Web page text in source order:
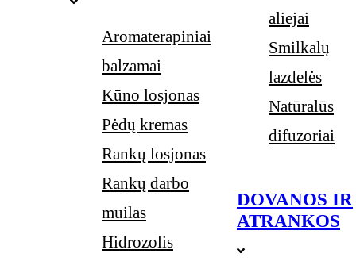
Aromaterapiniai
balzamai
Kūno losjonas
Pėdų kremas
Rankų losjonas
Rankų darbo
muilas
Hidrozolis
aliejai
Smilkalų
lazdelės
Natūralūs
difuzoriai
DOVANOS IR
ATRANKOS